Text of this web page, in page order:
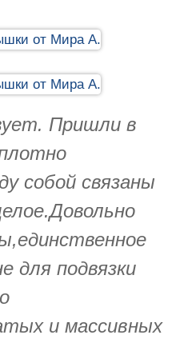
Пришли в
собой связаны
для подвязки
и массивных